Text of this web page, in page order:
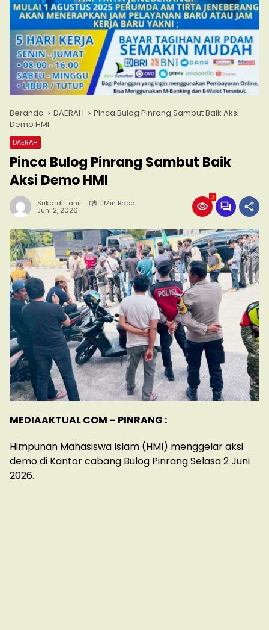
Beranda DAERAH
Pinca Bulog Pinrang Sambut Baik Aksi
Demo HMI
DAERAH
Pinca Bulog Pinrang Sambut Baik
Aksi Demo HMI
Sukardi Tahir 1 Min Baca
Juni 2, 2026
0
MEDIAAKTUAL COM – PINRANG :
Himpunan Mahasiswa Islam (HMI) menggelar aksi
demo di Kantor cabang Bulog Pinrang Selasa 2 Juni
2026.